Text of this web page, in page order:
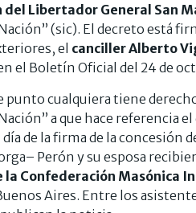
del Libertador General San
(sic). El decreto está
el canciller Alberto
el Boletín Oficial del 24 de
punto cualquiera tiene
a que hace referencia
de la firma de la concesión
Perón y su esposa
la Confederación Masónica
Aires. Entre los